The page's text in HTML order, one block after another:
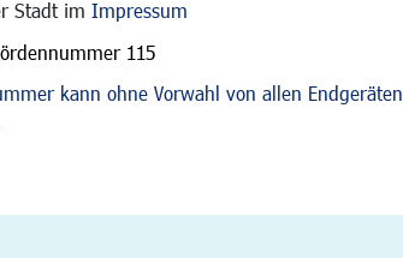
Stadt im Impressum
115
kann ohne Vorwahl von allen Endgeräten